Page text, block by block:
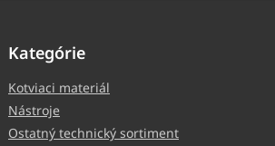
Kategórie
Kotviaci materiál
Nástroje
Ostatný technický sortiment